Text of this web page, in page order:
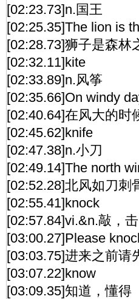
[02:23.73]n.国王
[02:25.35]The lion is
[02:28.73]狮子是森林
[02:32.11]kite
[02:33.89]n.风筝
[02:35.66]On windy
[02:40.64]在风大的时
[02:45.62]knife
[02:47.38]n.小刀
[02:49.14]The north
[02:52.28]北风如刀刺
[02:55.41]knock
[02:57.84]vi.&n.敲，
[03:00.27]Please
[03:03.75]进来之前请
[03:07.22]know
[03:09.35]知道，懂得